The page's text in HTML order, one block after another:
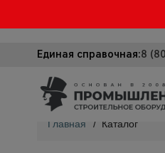
Единая справочная:8
Главная / Каталог